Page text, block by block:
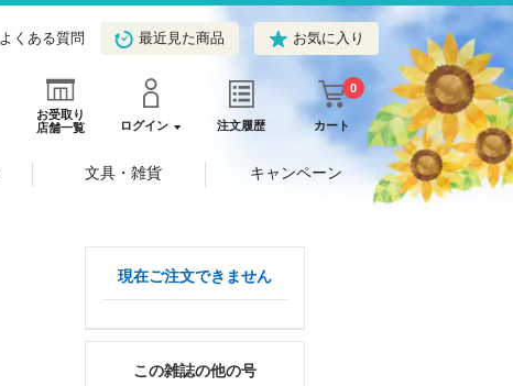
よくある質問 最近見た商品 お気に入り
お受取り
店舗一覧
ログイン 注文履歴 カート
0
文具・雑貨 キャンペーン
現在ご注文できません
この雑誌の他の号